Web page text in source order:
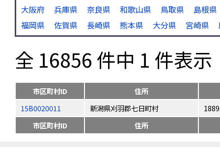
大阪府
兵庫県 奈良県 和歌山県 鳥取県
島根県
福岡県
佐賀県 長崎県 熊本県 大分県 宮崎県
全 16856 件中 1 件表示
市区町村ID
住所
15B0020011
新潟県刈羽郡七日町村
市区町村ID
住所